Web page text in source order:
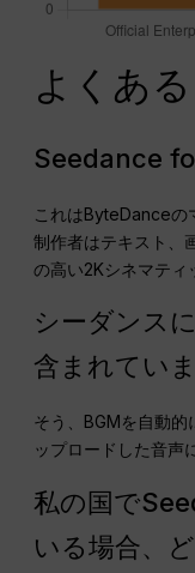
よくあ
Seedance
これはByteDanceの
制作者はテキスト、
の高い2Kシネマティ
シーダンス
含まれてい
そう、BGMを自動
ップロードした音声
私の国で
いる場合、